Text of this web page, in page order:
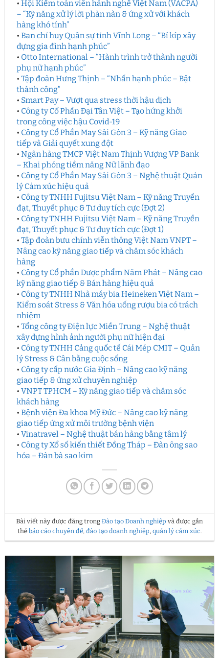
• Hội Kiểm toán viên hành nghề Việt Nam (VACPA)
– “Kỹ năng xử lý lời phàn nàn & ứng xử với khách
hàng khó tính”
• Ban chỉ huy Quân sự tỉnh Vĩnh Long – “Bí kíp xây
dựng gia đình hạnh phúc”
• Otto International – “Hành trình trở thành người
phụ nữ hạnh phúc”
• Tập đoàn Hưng Thịnh – “Nhấn hạnh phúc – Bật
thành công”
• Smart Pay – Vượt qua stress thời hậu dịch
• Công ty Cổ Phần Đại Tân Việt – Tạo hứng khởi
trong công việc hậu Covid-19
• Công ty Cổ Phần May Sài Gòn 3 – Kỹ năng Giao
tiếp và Giải quyết xung đột
• Ngân hàng TMCP Việt Nam Thịnh Vượng VP Bank
– Khai phóng tiềm năng Nữ lãnh đạo
• Công ty Cổ Phần May Sài Gòn 3 – Nghệ thuật Quản
lý Cảm xúc hiệu quả
• Công ty TNHH Fujitsu Việt Nam – Kỹ năng Truyền
đạt, Thuyết phục & Tư duy tích cực (Đợt 2)
• Công ty TNHH Fujitsu Việt Nam – Kỹ năng Truyền
đạt, Thuyết phục & Tư duy tích cực (Đợt 1)
• Tập đoàn bưu chính viễn thông Việt Nam VNPT –
Nâng cao kỹ năng giao tiếp và chăm sóc khách
hàng
• Công ty Cổ phần Dược phẩm Năm Phát – Nâng cao
kỹ năng giao tiếp & Bán hàng hiệu quả
• Công ty TNHH Nhà máy bia Heineken Việt Nam –
Kiểm soát Stress & Văn hóa uống rượu bia có trách
nhiệm
• Tổng công ty Điện lực Miền Trung – Nghệ thuật
xây dựng hình ảnh người phụ nữ hiện đại
• Công ty TNHH Cảng quốc tế Cái Mép CMIT – Quản
lý Stress & Cân bằng cuộc sống
• Công ty cấp nước Gia Định – Nâng cao kỹ năng
giao tiếp & ứng xử chuyên nghiệp
• VNPT TPHCM – Kỹ năng giao tiếp và chăm sóc
khách hàng
• Bệnh viện Đa khoa Mỹ Đức – Nâng cao kỹ năng
giao tiếp ứng xử môi trường bệnh viện
• Vinatravel – Nghệ thuật bán hàng bằng tâm lý
• Công ty Xổ số kiến thiết Đồng Tháp – Đàn ông sao
hỏa – Đàn bà sao kim
Bài viết này được đăng trong Đào tạo Doanh nghiệp và được gắn
thẻ báo cáo chuyên đề, đào tạo doanh nghiệp, quản lý cảm xúc.